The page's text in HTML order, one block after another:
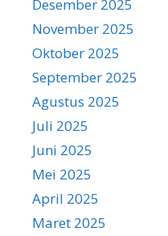
Desember 2025
November 2025
Oktober 2025
September 2025
Agustus 2025
Juli 2025
Juni 2025
Mei 2025
April 2025
Maret 2025